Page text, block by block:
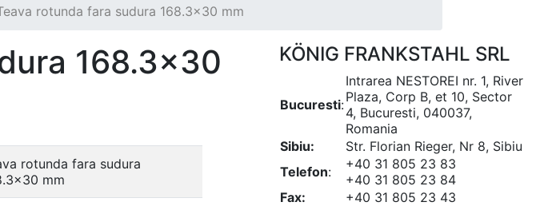
rotunda fara sudura 168.3x30 mm
168.3x30
rotunda fara sudura
mm
KÖNIG FRANKSTAHL SRL
Bucuresti:
Intrarea NESTOREI nr. 1, River
Plaza, Corp B, et 10, Sector
4, Bucuresti, 040037,
Romania
Sibiu:
Str. Florian Rieger, Nr 8, Sibiu
Telefon:
+40 31 805 23 83
+40 31 805 23 84
Fax:
+40 31 805 23 43